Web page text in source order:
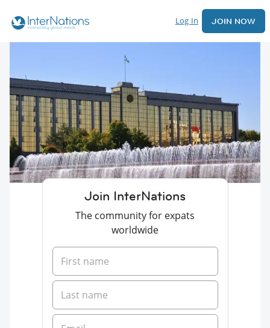
Log In JOIN NOW
Join InterNations
The community for expats
worldwide